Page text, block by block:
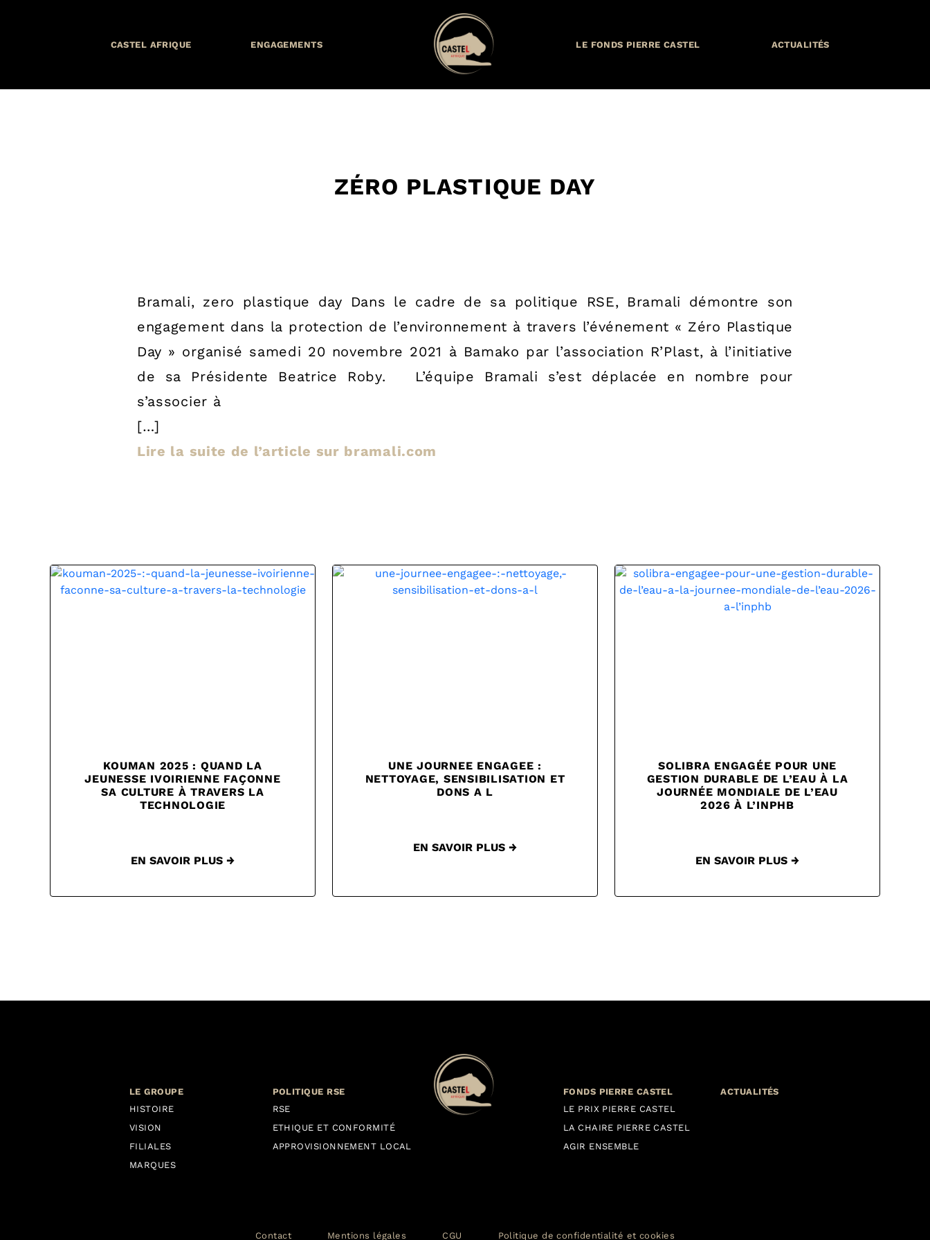
CASTEL AFRIQUE ENGAGEMENTS LE FONDS PIERRE CASTEL ACTUALITÉS
ZÉRO PLASTIQUE DAY
Bramali, zero plastique day Dans le cadre de sa politique RSE, Bramali démontre son
engagement dans la protection de l’environnement à travers l’événement « Zéro Plastique
Day » organisé samedi 20 novembre 2021 à Bamako par l’association R’Plast, à l’initiative
de sa Présidente Beatrice Roby. L’équipe Bramali s’est déplacée en nombre pour
s’associer à
[…]
Lire la suite de l’article sur bramali.com
KOUMAN 2025 : QUAND LA
JEUNESSE IVOIRIENNE FAÇONNE
SA CULTURE À TRAVERS LA
TECHNOLOGIE
EN SAVOIR PLUS →
UNE JOURNEE ENGAGEE :
NETTOYAGE, SENSIBILISATION ET
DONS A L
EN SAVOIR PLUS →
SOLIBRA ENGAGÉE POUR UNE
GESTION DURABLE DE L’EAU À LA
JOURNÉE MONDIALE DE L’EAU
2026 À L’INPHB
EN SAVOIR PLUS →
LE GROUPE
HISTOIRE
VISION
FILIALES
MARQUES
POLITIQUE RSE
RSE
ETHIQUE ET CONFORMITÉ
APPROVISIONNEMENT LOCAL
FONDS PIERRE CASTEL
LE PRIX PIERRE CASTEL
LA CHAIRE PIERRE CASTEL
AGIR ENSEMBLE
ACTUALITÉS
Contact Mentions légales CGU Politique de confidentialité et cookies